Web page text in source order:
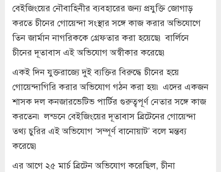
বেইজিংয়ের নৌবাহিনীর ব্যবহারের জন্য প্রযুক্তি জোগাড়
করতে চীনের গোয়েন্দা সংস্থার সঙ্গে কাজ করার অভিযোগে
তিন জার্মান নাগরিককে গ্রেফতার করা হয়েছে৷ বার্লিনে
চীনের দূতাবাস এই অভিযোগ অস্বীকার করেছে৷
একই দিন যুক্তরাজ্যে দুই ব্যক্তির বিরুদ্ধে চীনের হয়ে
গোয়েন্দাগিরি করার অভিযোগ গঠন করা হয়৷ এদের একজন
শাসক দল কনজারভেটিভ পার্টির গুরুত্বপূর্ণ নেতার সঙ্গে কাজ
করতেন৷ লন্ডনে বেইজিংয়ের দূতাবাস ব্রিটেনের গোয়েন্দা
তথ্য চুরির এই অভিযোগ ‘সম্পূর্ণ বানোয়াট’ বলে মন্তব্য
করেছে৷
এর আগে ২৫ মার্চ ব্রিটেন অভিযোগ করেছিল, চীনা